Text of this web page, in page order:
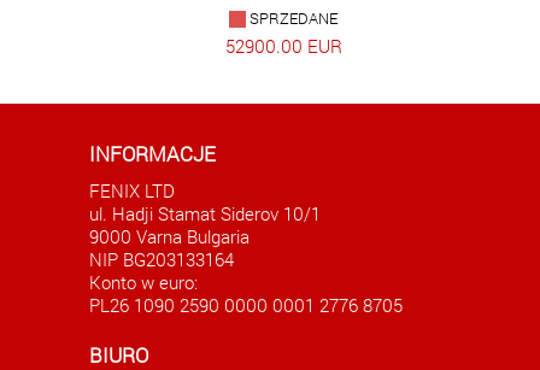
SPRZEDANE
52900.00 EUR
Duże studio w Słonecznym Brzegu
INFORMACJE
FENIX LTD
ul. Hadji Stamat Siderov 10/1
9000 Varna Bulgaria
NIP BG203133164
Konto w euro:
PL26 1090 2590 0000 0001 2776 8705
BIURO